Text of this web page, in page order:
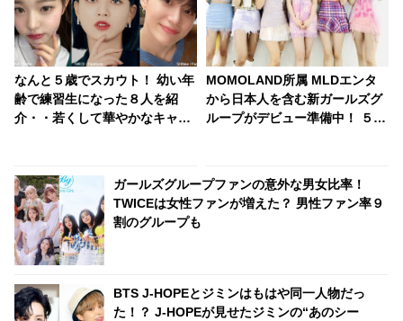
なんと５歳でスカウト！ 幼い年
齢で練習生になった８人を紹
介・・若くして華やかなキャリ
MOMOLAND所属 MLDエンタ
から日本人を含む新ガールズグ
ループがデビュー準備中！ ５万
が明らかに
ガールズグループファンの意外な男女比率！
TWICEは女性ファンが増えた？ 男性ファン率９
割のグループも
BTS J-HOPEとジミンはもはや同一人物だっ
た！？ J-HOPEが見せたジミンの“あのシー